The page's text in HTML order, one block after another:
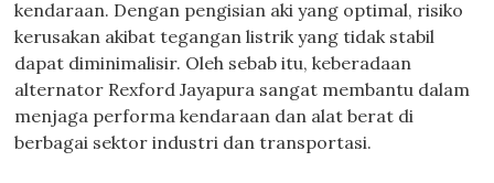
kendaraan. Dengan pengisian aki yang optimal, risiko
kerusakan akibat tegangan listrik yang tidak stabil
dapat diminimalisir. Oleh sebab itu, keberadaan
alternator Rexford Jayapura sangat membantu dalam
menjaga performa kendaraan dan alat berat di
berbagai sektor industri dan transportasi.